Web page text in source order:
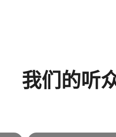
我们的听